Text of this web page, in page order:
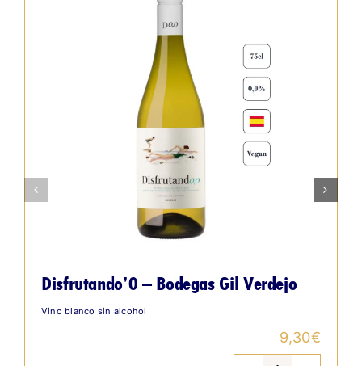
Disfrutando’0 – Bodegas Gil Verdejo
Vino blanco sin alcohol
9,30€